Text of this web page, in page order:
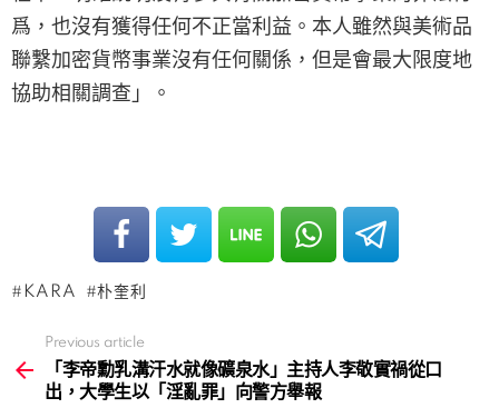
爲，也沒有獲得任何不正當利益。本人雖然與美術品
聯繫加密貨幣事業沒有任何關係，但是會最大限度地
協助相關調查」。
KARA 朴奎利
more
Previous article
「李帝勳乳溝汗水就像礦泉水」主持人李敬實禍從口
出，大學生以「淫亂罪」向警方舉報